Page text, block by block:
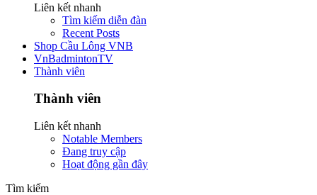
Liên kết nhanh
Tìm kiếm diễn đàn
Recent Posts
Shop Cầu Lông VNB
VnBadmintonTV
Thành viên
Thành viên
Liên kết nhanh
Notable Members
Đang truy cập
Hoạt động gần đây
Tìm kiếm